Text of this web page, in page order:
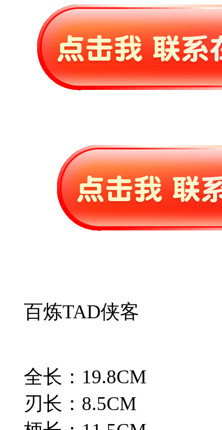
百炼TAD侠客
全长：19.8CM
刃长：8.5CM